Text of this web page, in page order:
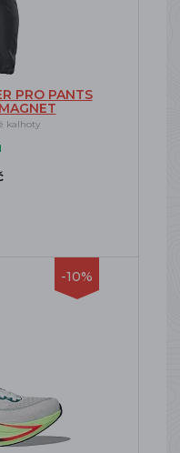
PRO PANTS
kalhoty
-10%